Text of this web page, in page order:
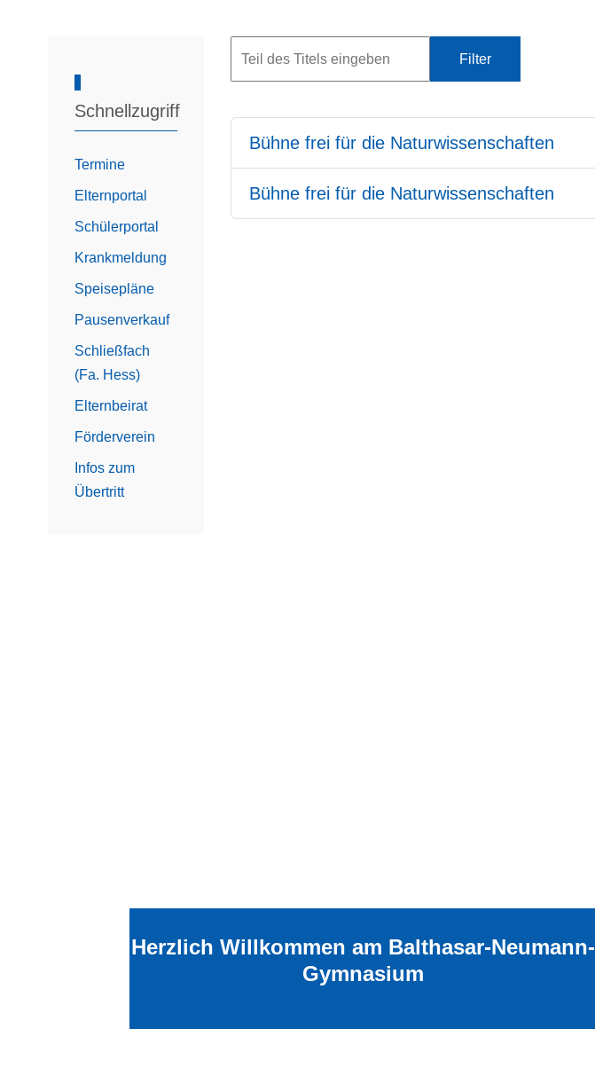
Schnellzugriff
Termine
Elternportal
Schülerportal
Krankmeldung
Speisepläne
Pausenverkauf
Schließfach
(Fa. Hess)
Elternbeirat
Förderverein
Infos zum
Übertritt
Filter
Bühne frei für die Naturwissenschaften
Bühne frei für die Naturwissenschaften
Herzlich Willkommen am Balthasar-Neumann-
Gymnasium